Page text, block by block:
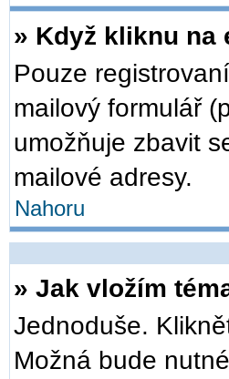
» Když kliknu na
Pouze
mailový formulář
umožňuje zbavit
mailové adresy.
Nahoru
» Jak vložím
Jednoduše.
Možná bude